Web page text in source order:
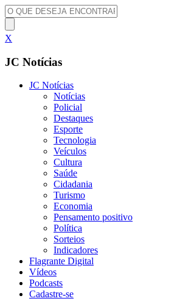
X
JC Notícias
JC Notícias
Notícias
Policial
Destaques
Esporte
Tecnologia
Veículos
Cultura
Saúde
Cidadania
Turismo
Economia
Pensamento positivo
Política
Sorteios
Indicadores
Flagrante Digital
Vídeos
Podcasts
Cadastre-se